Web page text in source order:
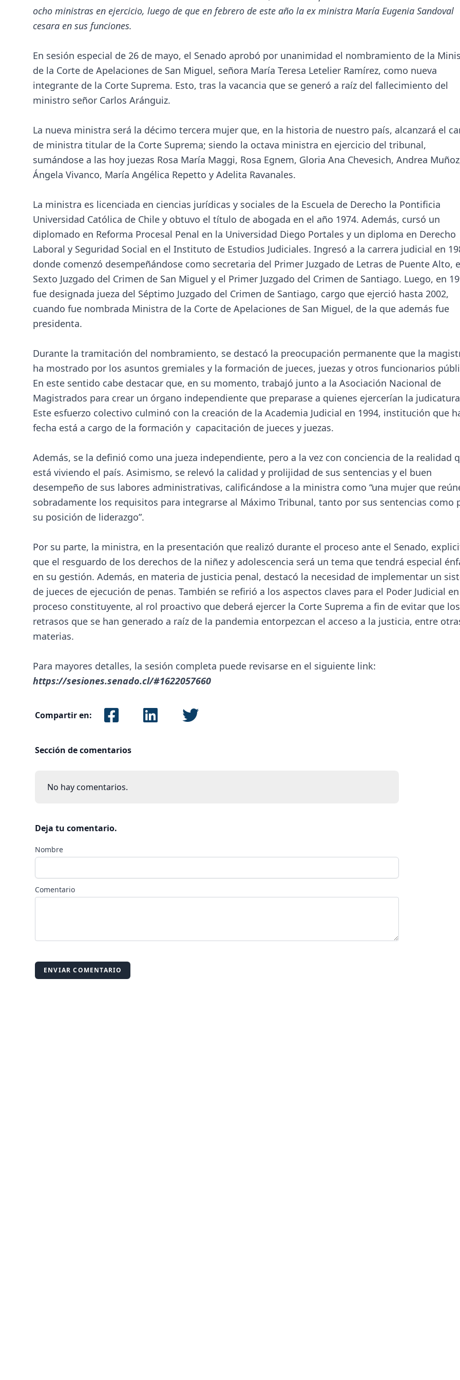
ocho ministras en ejercicio, luego de que en febrero de este año la ex ministra María Eugenia Sandoval
cesara en sus funciones.
En sesión especial de 26 de mayo, el Senado aprobó por unanimidad el nombramiento de la
de la Corte de Apelaciones de San Miguel, señora María Teresa Letelier Ramírez, como nueva
integrante de la Corte Suprema. Esto, tras la vacancia que se generó a raíz del fallecimiento del
ministro señor Carlos Aránguiz.
La nueva ministra será la décimo tercera mujer que, en la historia de nuestro país, alcanzará el
de ministra titular de la Corte Suprema; siendo la octava ministra en ejercicio del tribunal,
sumándose a las hoy juezas Rosa María Maggi, Rosa Egnem, Gloria Ana Chevesich, Andrea
Ángela Vivanco, María Angélica Repetto y Adelita Ravanales.
La ministra es licenciada en ciencias jurídicas y sociales de la Escuela de Derecho la Pontificia
Universidad Católica de Chile y obtuvo el título de abogada en el año 1974. Además, cursó un
diplomado en Reforma Procesal Penal en la Universidad Diego Portales y un diploma en Derecho
Laboral y Seguridad Social en el Instituto de Estudios Judiciales. Ingresó a la carrera judicial en
donde comenzó desempeñándose como secretaria del Primer Juzgado de Letras de Puente Alto,
Sexto Juzgado del Crimen de San Miguel y el Primer Juzgado del Crimen de Santiago. Luego, en
fue designada jueza del Séptimo Juzgado del Crimen de Santiago, cargo que ejerció hasta 2002,
cuando fue nombrada Ministra de la Corte de Apelaciones de San Miguel, de la que además fue
presidenta.
Durante la tramitación del nombramiento, se destacó la preocupación permanente que la
ha mostrado por los asuntos gremiales y la formación de jueces, juezas y otros funcionarios
En este sentido cabe destacar que, en su momento, trabajó junto a la Asociación Nacional de
Magistrados para crear un órgano independiente que preparase a quienes ejercerían la
Este esfuerzo colectivo culminó con la creación de la Academia Judicial en 1994, institución que
fecha está a cargo de la formación y capacitación de jueces y juezas.
Además, se la definió como una jueza independiente, pero a la vez con conciencia de la realidad
está viviendo el país. Asimismo, se relevó la calidad y prolijidad de sus sentencias y el buen
desempeño de sus labores administrativas, calificándose a la ministra como “una mujer que
sobradamente los requisitos para integrarse al Máximo Tribunal, tanto por sus sentencias como
su posición de liderazgo”.
Por su parte, la ministra, en la presentación que realizó durante el proceso ante el Senado,
que el resguardo de los derechos de la niñez y adolescencia será un tema que tendrá especial
en su gestión. Además, en materia de justicia penal, destacó la necesidad de implementar un
de jueces de ejecución de penas. También se refirió a los aspectos claves para el Poder Judicial
proceso constituyente, al rol proactivo que deberá ejercer la Corte Suprema a fin de evitar que los
retrasos que se han generado a raíz de la pandemia entorpezcan el acceso a la justicia, entre
materias.
Para mayores detalles, la sesión completa puede revisarse en el siguiente link:
https://sesiones.senado.cl/#1622057660
Compartir en:
Sección de comentarios
No hay comentarios.
Deja tu comentario.
Nombre
Comentario
ENVIAR COMENTARIO